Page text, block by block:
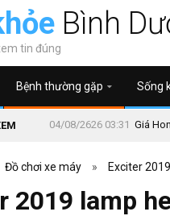
Bình
tin đúng
Bệnh thường gặp Sống
04/08/2626 03:31 Giá
Đồ chơi xe máy » Exciter
2019 lamp